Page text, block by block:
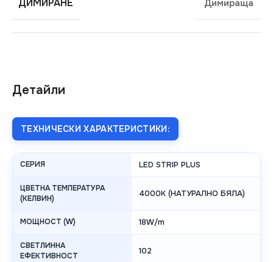
Детайли
ТЕХНИЧЕСКИ ХАРАКТЕРИСТИКИ:
СЕРИЯ LED STRIP PLUS
ЦВЕТНА ТЕМПЕРАТУРА
(КЕЛВИН)
4000K (НАТУРАЛНО БЯЛА)
МОЩНОСТ (W) 18W/m
СВЕТЛИННА
ЕФЕКТИВНОСТ
102
ДИМИРАНЕ Димираща